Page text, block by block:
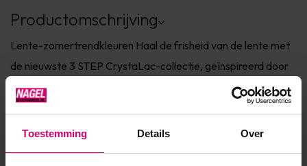
Toestemming Details Over
Productomschrijving
Lente-zomertrendkleuren Haal de frisheid van de lente met
de nieuwste 3 STEP CrystaLac-collectie, geïnspireerd door
het ontwaken van de natuur, die de magische kleuren van het
seizoen vastlegt! Of het nu het zachte, tedere groen van
3S217 is, de frisse perziktinten van 3S219 of het zachte koraal